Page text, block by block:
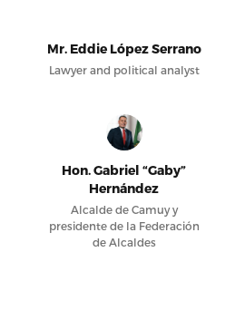
Mr. Eddie López Serrano
Lawyer and political analyst
Hon. Gabriel “Gaby”
Hernández
Alcalde de Camuy y
presidente de la Federación
de Alcaldes